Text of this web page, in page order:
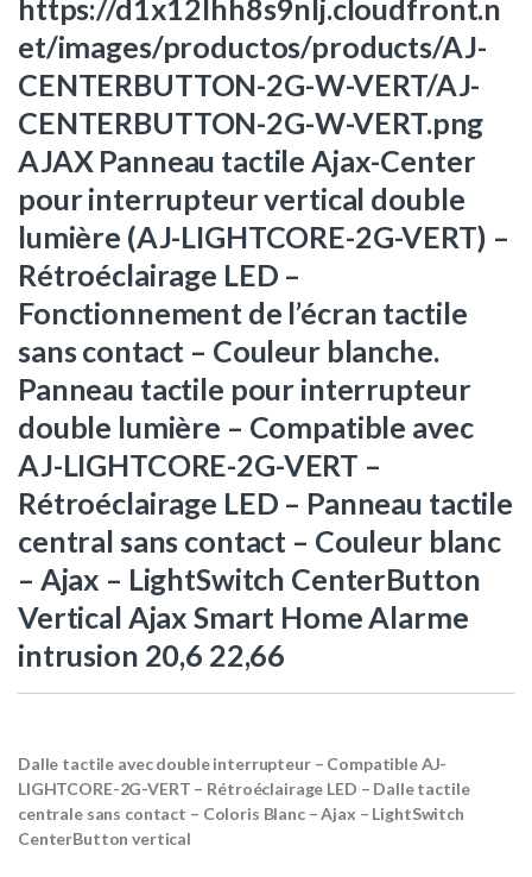
https://d1x12lhh8s9nlj.cloudfront.n
et/images/productos/products/AJ-
CENTERBUTTON-2G-W-VERT/AJ-
CENTERBUTTON-2G-W-VERT.png
AJAX Panneau tactile Ajax-Center
pour interrupteur vertical double
lumière (AJ-LIGHTCORE-2G-VERT) –
Rétroéclairage LED –
Fonctionnement de l’écran tactile
sans contact – Couleur blanche.
Panneau tactile pour interrupteur
double lumière – Compatible avec
AJ-LIGHTCORE-2G-VERT –
Rétroéclairage LED – Panneau tactile
central sans contact – Couleur blanc
– Ajax – LightSwitch CenterButton
Vertical Ajax Smart Home Alarme
intrusion 20,6 22,66
Dalle tactile avec double interrupteur – Compatible AJ-
LIGHTCORE-2G-VERT – Rétroéclairage LED – Dalle tactile
centrale sans contact – Coloris Blanc – Ajax – LightSwitch
CenterButton vertical